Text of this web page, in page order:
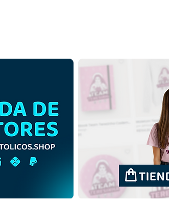
Jesucristo Manieado |
Descargar gratis ilustración
monocromática en PNG